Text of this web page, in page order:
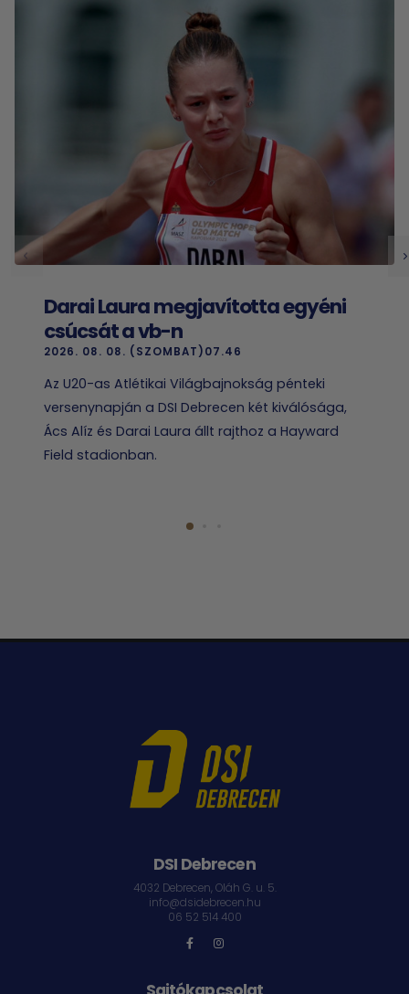
Darai Laura megjavította egyéni
csúcsát a vb-n
2026. 08. 08. (SZOMBAT)07.46
Az U20-as Atlétikai Világbajnokság pénteki
versenynapján a DSI Debrecen két kiválósága,
Ács Alíz és Darai Laura állt rajthoz a Hayward
Field stadionban.
DSI Debrecen
4032 Debrecen, Oláh G. u. 5.
info@dsidebrecen.hu
06 52 514 400